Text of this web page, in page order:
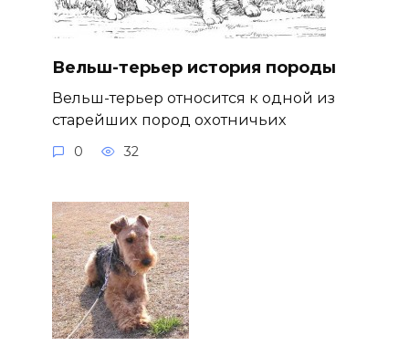
Вельш-терьер история породы
Вельш-терьер относится к одной из
старейших пород охотничьих
0 32